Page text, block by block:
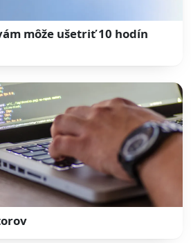
môže ušetriť 10 hodín